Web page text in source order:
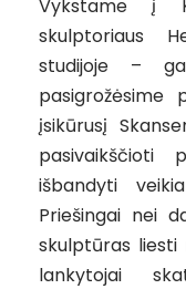
Vykstame į
skulptoriaus
studijoje –
pasigrožėsime
įsikūrusį
išbandyti
Priešingai nei
skulptūras
lankytojai